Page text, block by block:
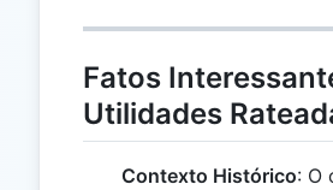
Fatos
Utilidades
Contexto Histórico: O